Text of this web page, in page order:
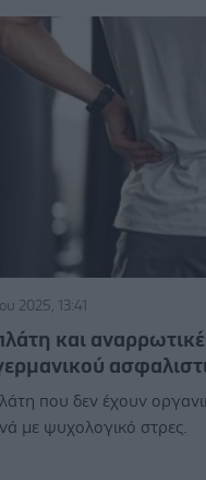
2025, 13:41
και
που δεν έχουν
με ψυχολογικό στρες.